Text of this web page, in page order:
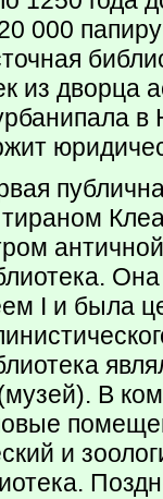
000
из дворца
в
I и была
В
и